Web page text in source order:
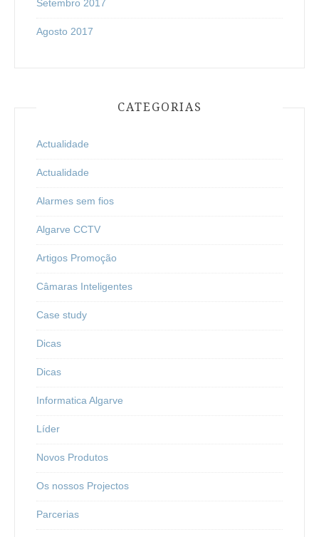
Setembro 2017
Agosto 2017
CATEGORIAS
Actualidade
Actualidade
Alarmes sem fios
Algarve CCTV
Artigos Promoção
Câmaras Inteligentes
Case study
Dicas
Dicas
Informatica Algarve
Líder
Novos Produtos
Os nossos Projectos
Parcerias